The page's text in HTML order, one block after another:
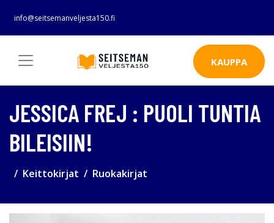
info@seitsemanveljesta150.fi
KAUPPA
JESSICA FREJ : PUOLI TUNTIA
BILEISIIN!
Keittokirjat Ruokakirjat